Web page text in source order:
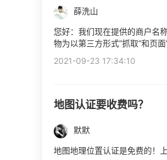
薛洗山
您好：我们现在提供的商户名
物为以第三方形式”抓取“和页面
2021-09-23 17:34:10
地图认证要收费吗？
默默
地图地理位置认证是免费的！